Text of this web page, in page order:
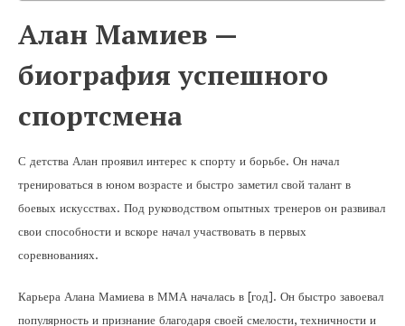
Алан Мамиев —
биография успешного
спортсмена
С детства Алан проявил интерес к спорту и борьбе. Он начал
тренироваться в юном возрасте и быстро заметил свой талант в
боевых искусствах. Под руководством опытных тренеров он развивал
свои способности и вскоре начал участвовать в первых
соревнованиях.
Карьера Алана Мамиева в ММА началась в [год]. Он быстро завоевал
популярность и признание благодаря своей смелости, техничности и